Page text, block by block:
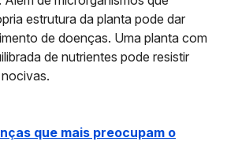
estrutura da planta pode dar
de doenças. Uma planta com
de nutrientes pode resistir
que mais preocupam o